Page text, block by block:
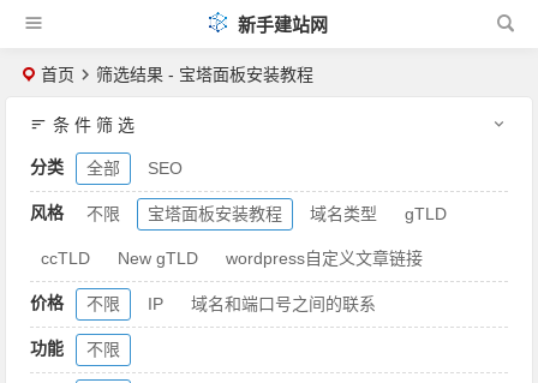
新手建站网
首页 筛选结果 - 宝塔面板安装教程
条 件 筛 选
分类 全部 SEO
风格 不限 宝塔面板安装教程 域名类型 gTLD
ccTLD New gTLD wordpress自定义文章链接
价格 不限 IP 域名和端口号之间的联系
功能 不限